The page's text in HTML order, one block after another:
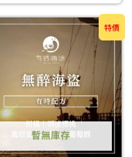
選
擇
選
項
特價
暫無庫存
原
始
價
格：
NT$650。
目
前
價
格：
此
產
品
多
種
款
式。